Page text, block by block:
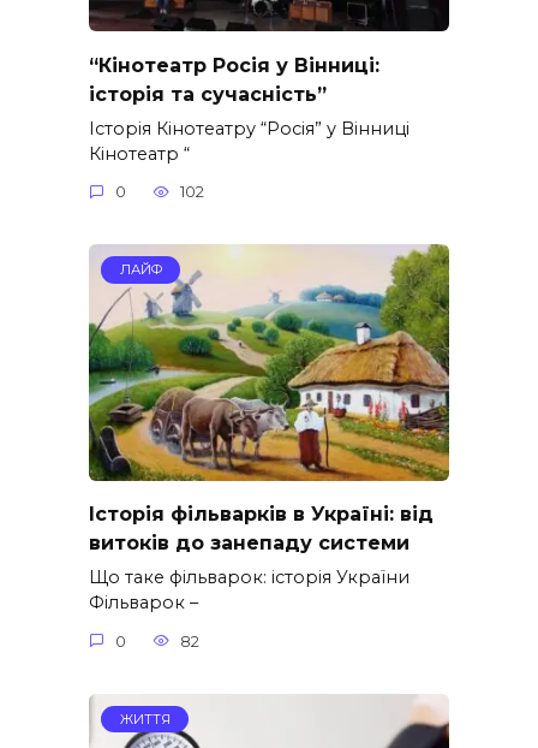
“Кінотеатр Росія у Вінниці:
історія та сучасність”
Історія Кінотеатру “Росія” у Вінниці
Кінотеатр “
0 102
ЛАЙФ
Історія фільварків в Україні: від
витоків до занепаду системи
Що таке фільварок: історія України
Фільварок –
0 82
ЖИТТЯ